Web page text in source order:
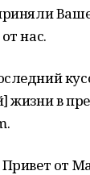
нас.
жизни в
от